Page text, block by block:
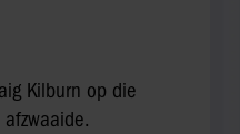
Kilburn op die